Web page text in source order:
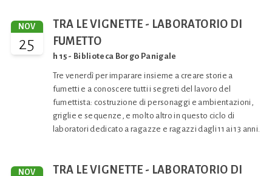
NOV
25
TRA LE VIGNETTE - LABORATORIO DI
FUMETTO
h 15 - Biblioteca Borgo Panigale
Tre venerdì per imparare insieme a creare storie a
fumetti e a conoscere tutti i segreti del lavoro del
fumettista: costruzione di personaggi e ambientazioni,
griglie e sequenze, e molto altro in questo ciclo di
laboratori dedicato a ragazze e ragazzi dagli 11 ai 13 anni.
NOV
TRA LE VIGNETTE - LABORATORIO DI